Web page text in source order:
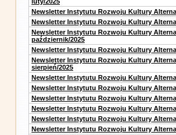
Newsletter Instytutu Rozwoju Kultury
Newsletter Instytutu Rozwoju Kultury
Newsletter Instytutu Rozwoju Kultury
październik/2025
Newsletter Instytutu Rozwoju Kultury
Newsletter Instytutu Rozwoju Kultury
sierpień/2025
Newsletter Instytutu Rozwoju Kultury
Newsletter Instytutu Rozwoju Kultury
Newsletter Instytutu Rozwoju Kultury
Newsletter Instytutu Rozwoju Kultury
Newsletter Instytutu Rozwoju Kultury
Newsletter Instytutu Rozwoju Kultury